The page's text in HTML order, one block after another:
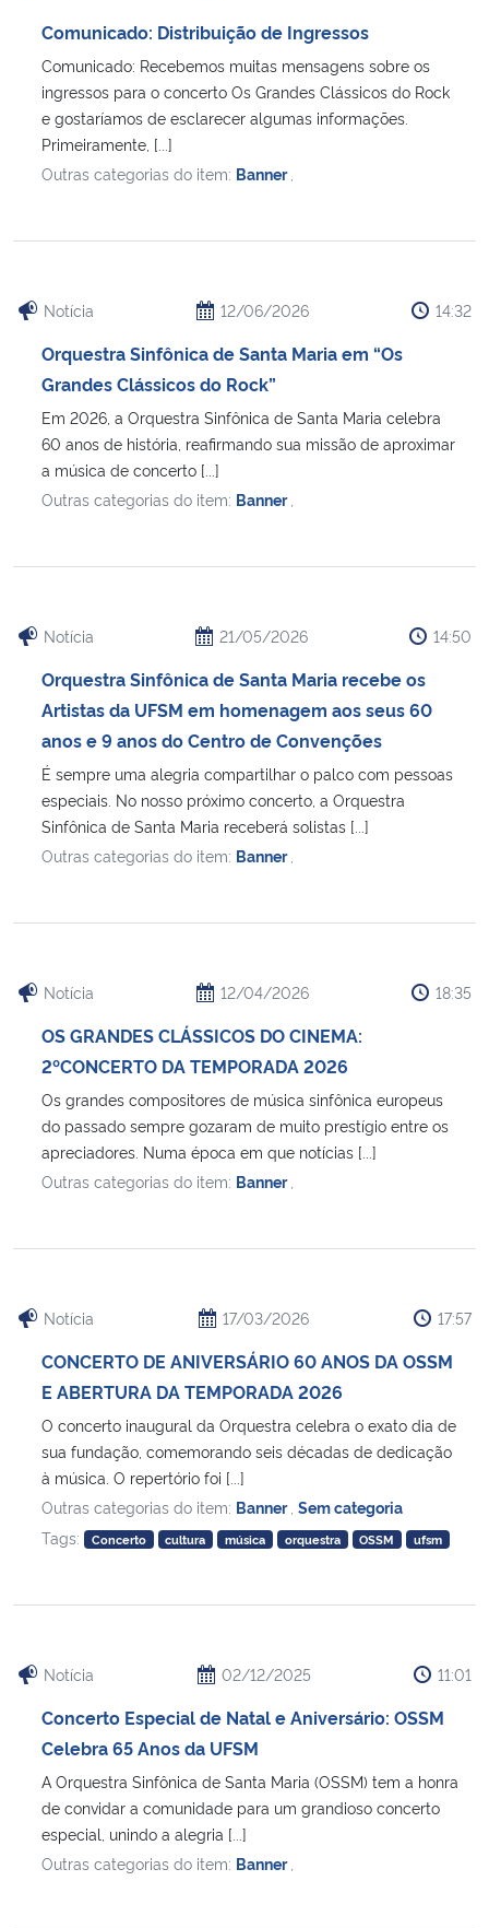
Ministério da Saúde
Ministério de Minas e Energia
Ministério do Turismo
Ministério do Desenvolvimento Regional
Controladoria-Geral da União
Ministério da Mulher, da Família e dos Direitos Humanos
Advocacia-Geral da União
Banco Central do Brasil
Planalto
Comunicado: Distribuição de Ingressos
Comunicado: Recebemos muitas mensagens sobre os
ingressos para o concerto Os Grandes Clássicos do Rock
e gostaríamos de esclarecer algumas informações.
Primeiramente, [...]
Outras categorias do item: Banner
Notícia 12/06/2026 14:32
Orquestra Sinfônica de Santa Maria em “Os
Grandes Clássicos do Rock”
Em 2026, a Orquestra Sinfônica de Santa Maria celebra
60 anos de história, reafirmando sua missão de aproximar
a música de concerto [...]
Outras categorias do item: Banner
Notícia 21/05/2026 14:50
Orquestra Sinfônica de Santa Maria recebe os
Artistas da UFSM em homenagem aos seus 60
anos e 9 anos do Centro de Convenções
É sempre uma alegria compartilhar o palco com pessoas
especiais. No nosso próximo concerto, a Orquestra
Sinfônica de Santa Maria receberá solistas [...]
Outras categorias do item: Banner
Notícia 12/04/2026 18:35
OS GRANDES CLÁSSICOS DO CINEMA:
2ºCONCERTO DA TEMPORADA 2026
Os grandes compositores de música sinfônica europeus
do passado sempre gozaram de muito prestígio entre os
apreciadores. Numa época em que notícias [...]
Outras categorias do item: Banner
Notícia 17/03/2026 17:57
CONCERTO DE ANIVERSÁRIO 60 ANOS DA OSSM
E ABERTURA DA TEMPORADA 2026
O concerto inaugural da Orquestra celebra o exato dia de
sua fundação, comemorando seis décadas de dedicação
à música. O repertório foi [...]
Outras categorias do item: Banner Sem categoria
Tags:
Concerto cultura música orquestra OSSM ufsm
Notícia 02/12/2025 11:01
Concerto Especial de Natal e Aniversário: OSSM
Celebra 65 Anos da UFSM
A Orquestra Sinfônica de Santa Maria (OSSM) tem a honra
de convidar a comunidade para um grandioso concerto
especial, unindo a alegria [...]
Outras categorias do item: Banner